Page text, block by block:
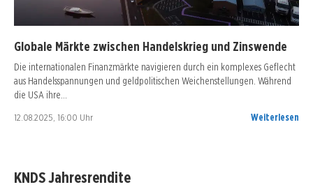
Globale Märkte zwischen Handelskrieg und Zinswende
Die internationalen Finanzmärkte navigieren durch ein komplexes Geflecht
aus Handelsspannungen und geldpolitischen Weichenstellungen. Während
die USA ihre…
12.08.2025, 16:00 Uhr Weiterlesen
KNDS Jahresrendite